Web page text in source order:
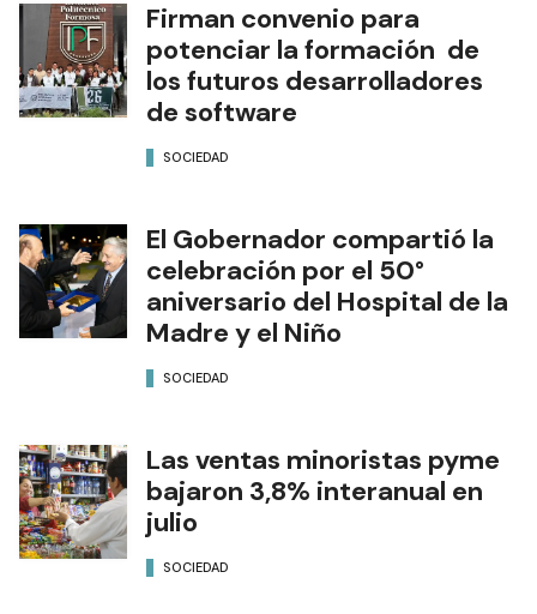
Firman convenio para
potenciar la formación de
los futuros desarrolladores
de software
SOCIEDAD
El Gobernador compartió la
celebración por el 50°
aniversario del Hospital de la
Madre y el Niño
SOCIEDAD
Las ventas minoristas pyme
bajaron 3,8% interanual en
julio
SOCIEDAD